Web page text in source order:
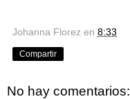
Johanna Florez en 8:33
Compartir
No hay comentarios: